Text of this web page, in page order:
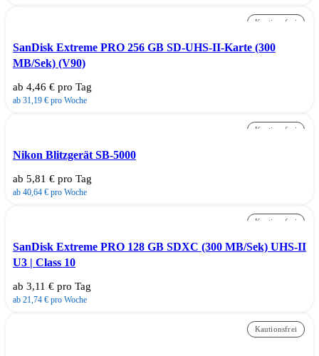
Kautionsfrei
SanDisk Extreme PRO 256 GB SD-UHS-II-Karte (300
MB/Sek) (V90)
ab 4,46 € pro Tag
ab 31,19 € pro Woche
Kautionsfrei
Nikon Blitzgerät SB-5000
ab 5,81 € pro Tag
ab 40,64 € pro Woche
Kautionsfrei
SanDisk Extreme PRO 128 GB SDXC (300 MB/Sek) UHS-II
U3 | Class 10
ab 3,11 € pro Tag
ab 21,74 € pro Woche
Kautionsfrei